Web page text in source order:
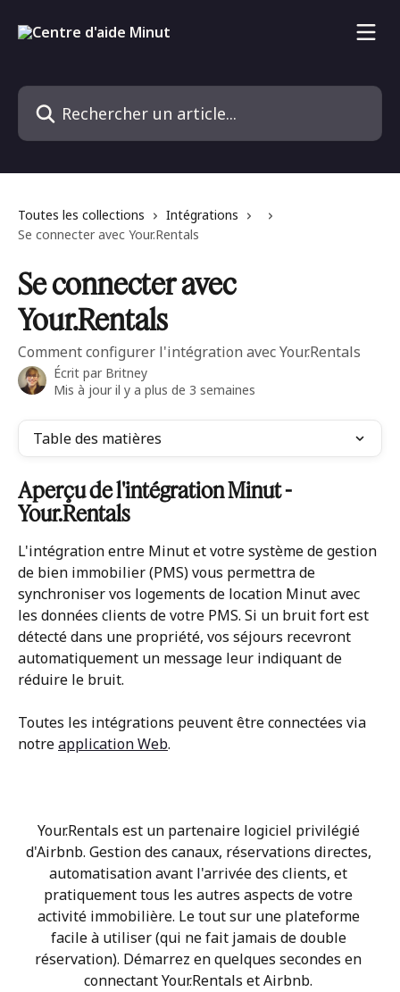
Rechercher un article...
Toutes les collections
Intégrations
Se connecter avec Your.Rentals
Se connecter avec
Your.Rentals
Comment configurer l'intégration avec Your.Rentals
Écrit par Britney
Mis à jour il y a plus de 3 semaines
Table des matières
Aperçu de l'intégration Minut -
Your.Rentals
L'intégration entre Minut et votre système de gestion
de bien immobilier (PMS) vous permettra de
synchroniser vos logements de location Minut avec
les données clients de votre PMS. Si un bruit fort est
détecté dans une propriété, vos séjours recevront
automatiquement un message leur indiquant de
réduire le bruit.
Toutes les intégrations peuvent être connectées via
notre application Web.
Your.Rentals est un partenaire logiciel privilégié
d'Airbnb. Gestion des canaux, réservations directes,
automatisation avant l'arrivée des clients, et
pratiquement tous les autres aspects de votre
activité immobilière. Le tout sur une plateforme
facile à utiliser (qui ne fait jamais de double
réservation). Démarrez en quelques secondes en
connectant Your.Rentals et Airbnb.